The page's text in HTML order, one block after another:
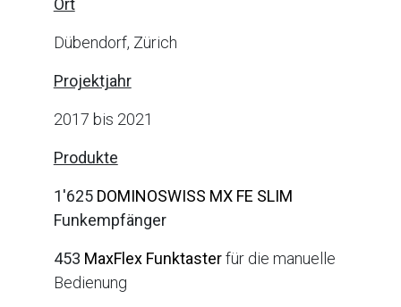
Dübendorf, Zürich
Projektjahr
2017 bis 2021
Produkte
1'625 DOMINOSWISS MX FE SLIM
Funkempfänger
453 MaxFlex Funktaster für die manuelle
Bedienung